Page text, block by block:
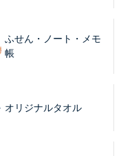
ふせん・ノート・メモ
帳
オリジナルタオル